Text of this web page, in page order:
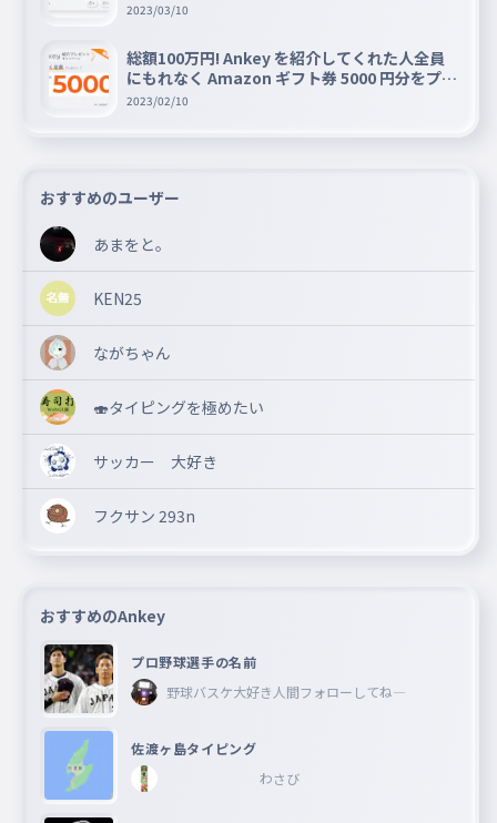
2023/03/10
総額100万円! Ankey を紹介してくれた人全員
にもれなく Amazon ギフト券 5000 円分をプレ
ゼントキャンペーン!!
2023/02/10
おすすめのユーザー
あまをと。
KEN25
ながちゃん
🍣タイピングを極めたい
サッカー 大好き
フクサン 293n
おすすめのAnkey
プロ野球選手の名前
野球バスケ大好き人間フォローしてね―
佐渡ヶ島タイピング
わさび